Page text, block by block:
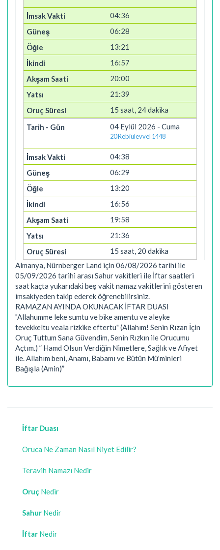
04:36
06:28
13:21
16:57
20:00
21:39
15 saat, 24 dakika
04 Eylül 2026 - Cuma
20 Rebiülevvel 1448
04:38
06:29
13:20
16:56
19:58
21:36
15 saat, 20 dakika
Almanya, Nürnberger Land için 06/08/2026 tarihi ile
05/09/2026 tarihi arası Sahur vakitleri ile İftar saatleri
saat kaçta yukarıdaki beş vakit namaz vakitlerini gösteren
imsakiyeden takip ederek öğrenebilirsiniz.
RAMAZAN AYINDA OKUNACAK İFTAR DUASI
"Allahumme leke sumtu ve bike amentu ve aleyke
tevekkeltu veala rizkike eftertu" (Allahım! Senin Rızan İçin
Oruç Tuttum Sana Güvendim, Senin Rızkın ile Orucumu
Açtım.) ” Hamd Olsun Verdiğin Nimetlere, Sağlık ve Afiyet
ile. Allahım beni, Anamı, Babamı ve Bütün Mü'minleri
Bağışla (Amin)”
İftar Duası
Oruca Ne Zaman Nasıl Niyet Edilir?
Teravih Namazı Nedir
Oruç Nedir
Sahur Nedir
İftar Nedir